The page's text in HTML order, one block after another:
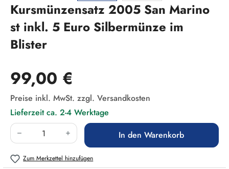
Kursmünzensatz 2005 San Marino
st inkl. 5 Euro Silbermünze im
Blister
Regulärer Preis:
99,00 €
Preise inkl. MwSt. zzgl. Versandkosten
Lieferzeit ca. 2-4 Werktage
Produkt Anzahl: Gib den gewünschten Wert
In den Warenkorb
Zum Merkzettel hinzufügen